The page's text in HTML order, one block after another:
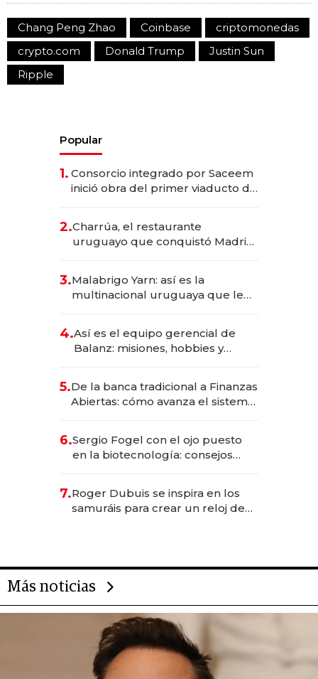
Chang Peng Zhao Coinbase
criptomonedas
crypto.com
Donald Trump
Justin Sun
Ripple
Popular
1. Consorcio integrado por Saceem
inició obra del primer viaducto de
millones
2.Charrúa, el restaurante
uruguayo que conquistó Madrid:
anticipación y prepara apertura
3.Malabrigo Yarn: así es la
multinacional uruguaya que le
4.Así es el equipo gerencial de
Balanz: misiones, hobbies y
5.De la banca tradicional a Finanzas
Abiertas: cómo avanza el sistema
6.Sergio Fogel con el ojo puesto
en la biotecnología: consejos
rol de la IA
7.Roger Dubuis se inspira en los
samuráis para crear un reloj de
Más noticias